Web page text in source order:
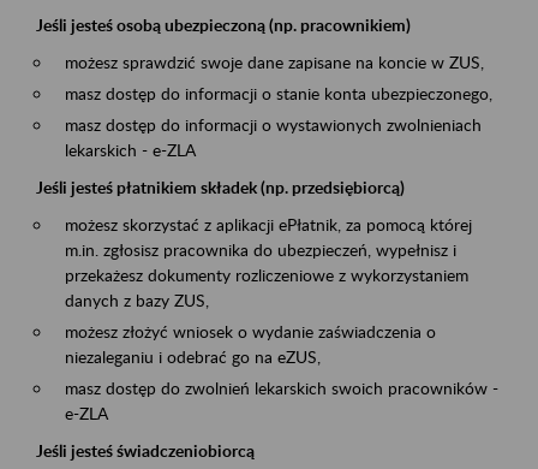
Jeśli jesteś osobą ubezpieczoną (np. pracownikiem)
możesz sprawdzić swoje dane zapisane na koncie w ZUS,
masz dostęp do informacji o stanie konta ubezpieczonego,
masz dostęp do informacji o wystawionych zwolnieniach
lekarskich - e-ZLA
Jeśli jesteś płatnikiem składek (np. przedsiębiorcą)
możesz skorzystać z aplikacji ePłatnik, za pomocą której
m.in. zgłosisz pracownika do ubezpieczeń, wypełnisz i
przekażesz dokumenty rozliczeniowe z wykorzystaniem
danych z bazy ZUS,
możesz złożyć wniosek o wydanie zaświadczenia o
niezaleganiu i odebrać go na eZUS,
masz dostęp do zwolnień lekarskich swoich pracowników -
e-ZLA
Jeśli jesteś świadczeniobiorcą